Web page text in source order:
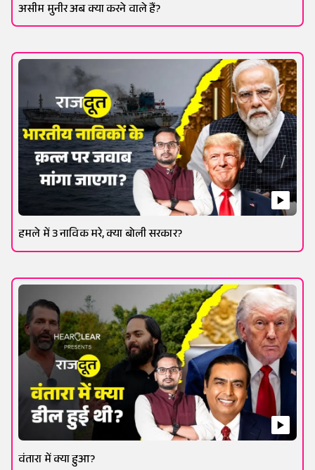
असीम मुनीर अब क्या करने वाले हैं?
हमले में 3 नाविक मरे, क्या बोली सरकार?
वंतारा में क्या हुआ?